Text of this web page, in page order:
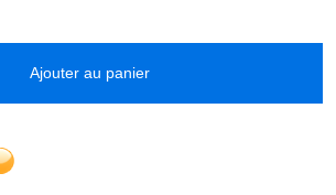
Ajouter au panier